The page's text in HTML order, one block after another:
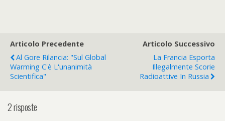
Articolo Precedente
Al Gore Rilancia: "Sul Global
Warming C'è L'unanimità
Scientifica"
Articolo Successivo
La Francia Esporta
Illegalmente Scorie
Radioattive In Russia
2 risposte